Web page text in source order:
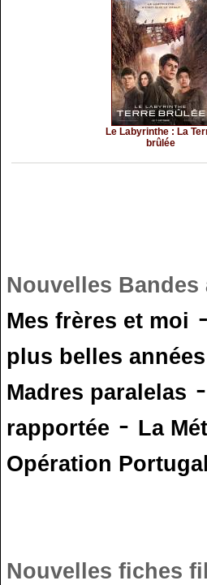
Le Labyrinthe : La
brûlée
Nouvelles Bandes
Mes frères et moi -
plus belles années
Madres paralelas -
rapportée - La
Opération Portugal
Nouvelles fiches